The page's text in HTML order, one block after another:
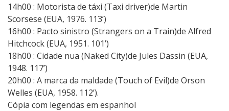
14h00 : Motorista de táxi (Taxi driver)de Martin
Scorsese (EUA, 1976. 113’)
16h00 : Pacto sinistro (Strangers on a Train)de Alfred
Hitchcock (EUA, 1951. 101’)
18h00 : Cidade nua (Naked City)de Jules Dassin (EUA,
1948. 117’)
20h00 : A marca da maldade (Touch of Evil)de Orson
Welles (EUA, 1958. 112’).
Cópia com legendas em espanhol